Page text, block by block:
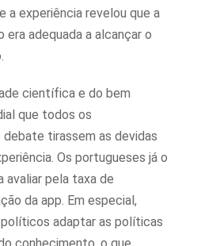
a experiência revelou que a
adequada a alcançar o
científica e do bem
que todos os
tirassem as devidas
Os portugueses já o
avaliar pela taxa de
da app. Em especial,
adaptar as políticas